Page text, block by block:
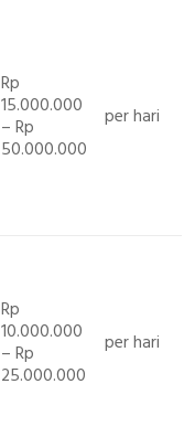
Rp
15.000.000
– Rp
50.000.000
per hari
Rp
10.000.000
– Rp
25.000.000
per hari